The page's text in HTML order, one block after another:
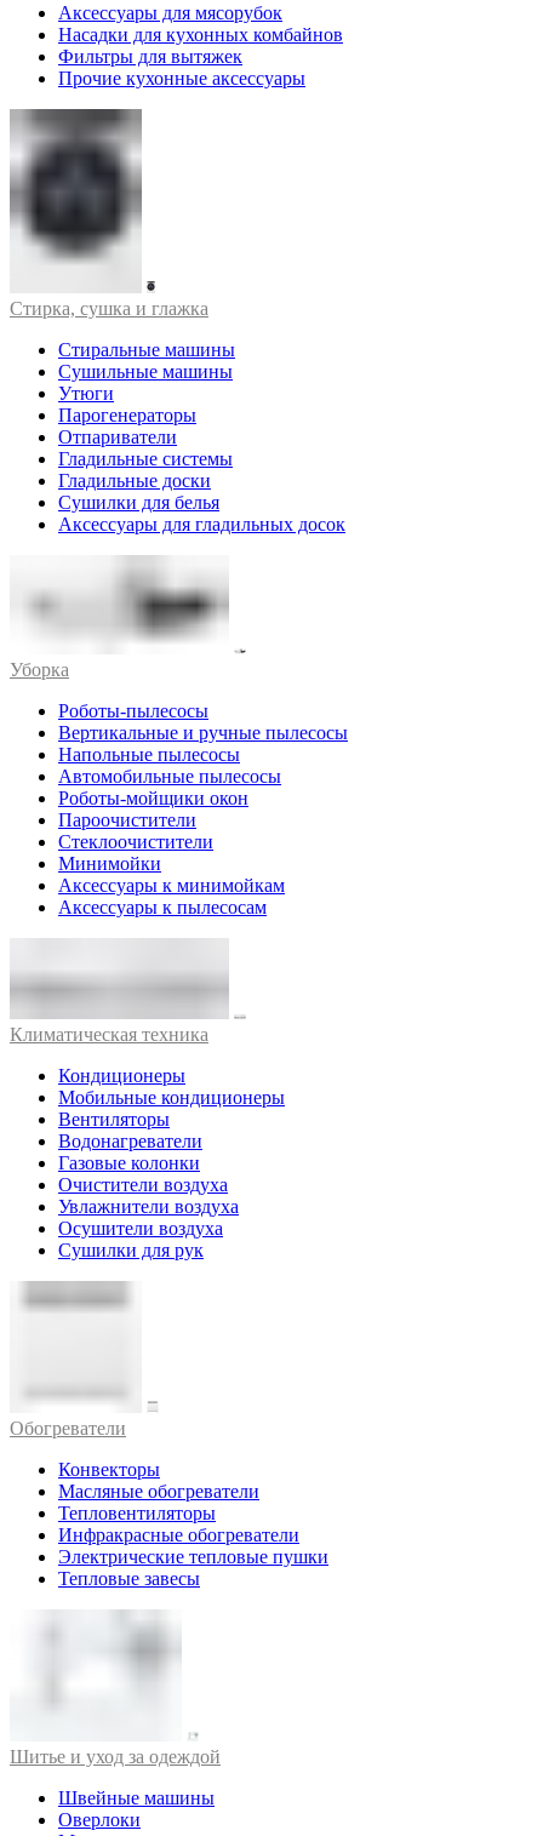
Аксессуары для мясорубок
Насадки для кухонных комбайнов
Фильтры для вытяжек
Прочие кухонные аксессуары
Стирка, сушка и глажка
Стиральные машины
Сушильные машины
Утюги
Парогенераторы
Отпариватели
Гладильные системы
Гладильные доски
Сушилки для белья
Аксессуары для гладильных досок
Уборка
Роботы-пылесосы
Вертикальные и ручные пылесосы
Напольные пылесосы
Автомобильные пылесосы
Роботы-мойщики окон
Пароочистители
Стеклоочистители
Минимойки
Аксессуары к минимойкам
Аксессуары к пылесосам
Климатическая техника
Кондиционеры
Мобильные кондиционеры
Вентиляторы
Водонагреватели
Газовые колонки
Очистители воздуха
Увлажнители воздуха
Осушители воздуха
Сушилки для рук
Обогреватели
Конвекторы
Масляные обогреватели
Тепловентиляторы
Инфракрасные обогреватели
Электрические тепловые пушки
Тепловые завесы
Шитье и уход за одеждой
Швейные машины
Оверлоки